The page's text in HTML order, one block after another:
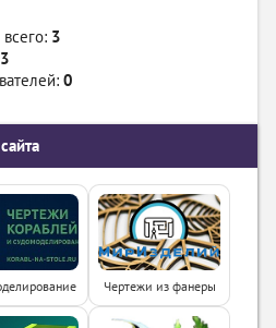
3
3
0
Чертежи из фанеры